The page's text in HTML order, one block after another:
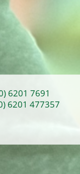
6201 7691
6201 477357